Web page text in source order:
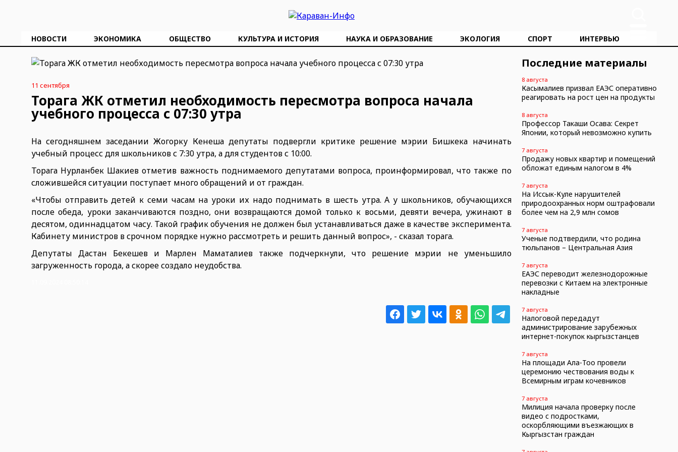
НОВОСТИ ЭКОНОМИКА ОБЩЕСТВО КУЛЬТУРА И ИСТОРИЯ НАУКА И ОБРАЗОВАНИЕ ЭКОЛОГИЯ СПОРТ ИНТЕРВЬЮ
11 сентября
Торага ЖК отметил необходимость пересмотра вопроса начала
учебного процесса с 07:30 утра
На сегодняшнем заседании Жогорку Кенеша депутаты подвергли критике решение мэрии Бишкека начинать
учебный процесс для школьников с 7:30 утра, а для студентов с 10:00.
Торага Нурланбек Шакиев отметив важность поднимаемого депутатами вопроса, проинформировал, что также по
сложившейся ситуации поступает много обращений и от граждан.
«Чтобы отправить детей к семи часам на уроки их надо поднимать в шесть утра. А у школьников, обучающихся
после обеда, уроки заканчиваются поздно, они возвращаются домой только к восьми, девяти вечера, ужинают в
десятом, одиннадцатом часу. Такой график обучения не должен был устанавливаться даже в качестве эксперимента.
Кабинету министров в срочном порядке нужно рассмотреть и решить данный вопрос», - сказал торага.
Депутаты Дастан Бекешев и Марлен Маматалиев также подчеркнули, что решение мэрии не уменьшило
загруженность города, а скорее создало неудобства.
Последние материалы
8 августа
Касымалиев призвал ЕАЭС оперативно
реагировать на рост цен на продукты
8 августа
Профессор Такаши Осава: Секрет
Японии, который невозможно купить
7 августа
Продажу новых квартир и помещений
обложат единым налогом в 4%
7 августа
На Иссык-Куле нарушителей
природоохранных норм оштрафовали
более чем на 2,9 млн сомов
7 августа
Ученые подтвердили, что родина
тюльпанов – Центральная Азия
7 августа
ЕАЭС переводит железнодорожные
перевозки с Китаем на электронные
накладные
7 августа
Налоговой передадут
администрирование зарубежных
интернет-покупок кыргызстанцев
7 августа
На площади Ала-Тоо провели
церемонию чествования воды к
Всемирным играм кочевников
7 августа
Милиция начала проверку после
видео с подростками,
оскорбляющими въезжающих в
Кыргызстан граждан